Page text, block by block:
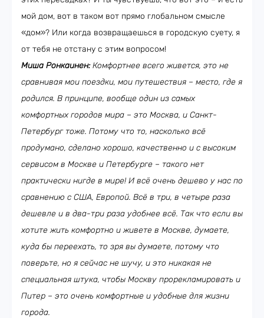
мой дом, вот в таком вот прямо глобальном смысле
«дом»? Или когда возвращаешься в городскую суету, я
от тебя не отстану с этим вопросом!
Миша Ронкаинен:Комфортнее всего живется, это не
сравнивая мои поездки, мои путешествия – место, где я
родился. В принципе, вообще один из самых
комфортных городов мира – это Москва, и Санкт-
Петербург тоже. Потому что то, насколько всё
продумано, сделано хорошо, качественно и с высоким
сервисом в Москве и Петербурге – такого нет
практически нигде в мире! И всё очень дешево у нас по
сравнению с США, Европой. Всё в три, в четыре раза
дешевле и в два-три раза удобнее всё. Так что если вы
хотите жить комфортно и живете в Москве, думаете,
куда бы переехать, то зря вы думаете, потому что
поверьте, но я сейчас не шучу, и это никакая не
специальная штука, чтобы Москву прорекламировать и
Питер – это очень комфортные и удобные для жизни
города.